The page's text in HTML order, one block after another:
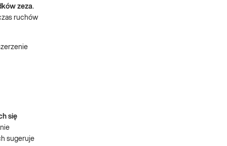
zeza.
ruchów
się
sugeruje